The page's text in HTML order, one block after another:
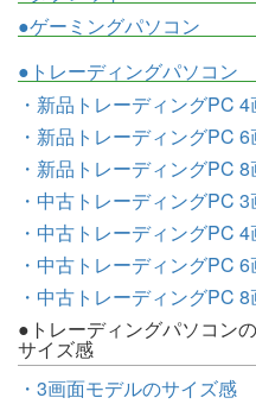
●ゲーミングパソコン
●トレーディングパソコン
・新品トレーディングPC
・新品トレーディングPC
・新品トレーディングPC
・中古トレーディングPC
・中古トレーディングPC
・中古トレーディングPC
・中古トレーディングPC
●トレーディングパソコンの
サイズ感
・3画面モデルのサイズ感